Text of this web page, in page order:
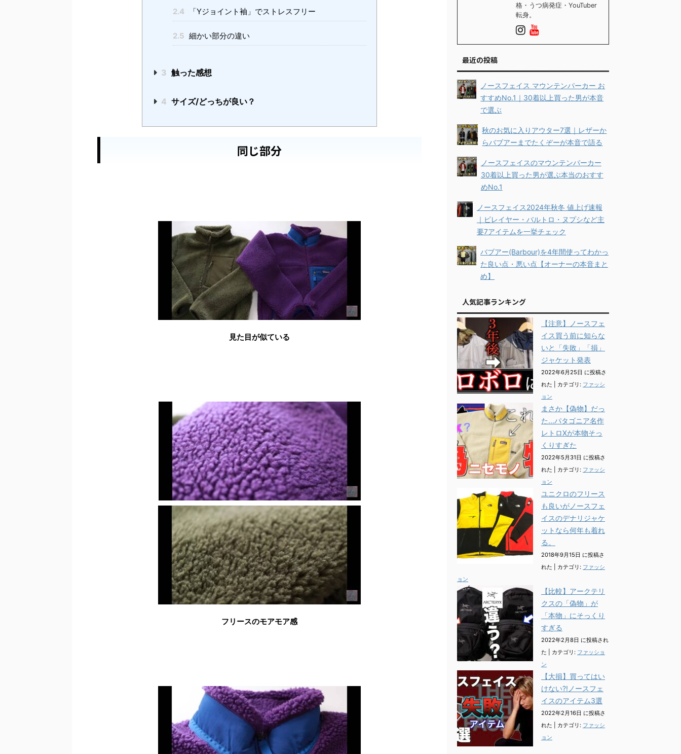
2.4 「Yジョイント袖」でストレスフリー
2.5 細かい部分の違い
3 触った感想
4 サイズ/どっちが良い？
同じ部分
見た目が似ている
フリースのモアモア感
格・うつ病発症・YouTuber
転身。
最近の投稿
ノースフェイス マウンテンパーカー お
すすめNo.1｜30着以上買った男が本音
で選ぶ
秋のお気に入りアウター7選｜レザーか
らバブアーまでたくぞーが本音で語る
ノースフェイスのマウンテンパーカー
30着以上買った男が選ぶ本当のおすす
めNo.1
ノースフェイス2024年秋冬 値上げ速報
｜ビレイヤー・バルトロ・ヌプシなど主
要7アイテムを一挙チェック
バブアー(Barbour)を4年間使ってわかっ
た良い点・悪い点【オーナーの本音まと
め】
人気記事ランキング
【注意】ノースフェ
イス買う前に知らな
いと「失敗」「損」
ジャケット発表
2022年6月25日 に投稿さ
れた
カテゴリ: ファッシ
ョン
まさか【偽物】だっ
た...パタゴニア名作
レトロXが本物そっ
くりすぎた
2022年5月31日 に投稿さ
れた
カテゴリ: ファッシ
ョン
ユニクロのフリース
も良いがノースフェ
イスのデナリジャケ
ットなら何年も着れ
る。
2018年9月15日 に投稿さ
れた
カテゴリ: ファッシ
ョン
【比較】アークテリ
クスの「偽物」が
「本物」にそっくり
すぎる
2022年2月8日 に投稿され
た
カテゴリ: ファッショ
ン
【大損】買ってはい
けない?!ノースフェ
イスのアイテム3選
2022年2月16日 に投稿さ
れた
カテゴリ: ファッシ
ョン